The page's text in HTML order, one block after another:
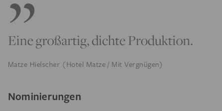
Eine großartig, dichte Produktion.
Matze Hielscher (Hotel Matze / Mit Vergnügen)
Nominierungen